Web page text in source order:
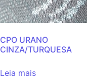
CPO URANO
CINZA/TURQUESA
Leia mais